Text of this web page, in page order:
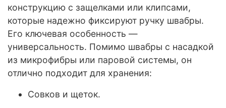
конструкцию с защелками или клипсами,
которые надежно фиксируют ручку швабры.
Его ключевая особенность —
универсальность. Помимо швабры с насадкой
из микрофибры или паровой системы, он
отлично подходит для хранения:
Совков и щеток.